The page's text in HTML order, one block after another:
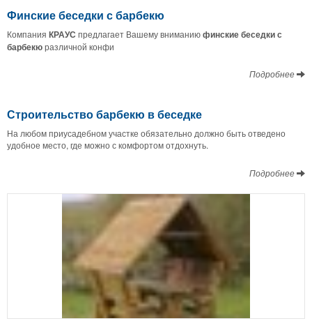
Финские беседки с барбекю
Компания КРАУС предлагает Вашему вниманиюфинские беседки с
барбекюразличной конфи
Подробнее
Строительство барбекю в беседке
На любом приусадебном участке обязательно должно быть отведено
удобное место, где можно с комфортом отдохнуть.
Подробнее